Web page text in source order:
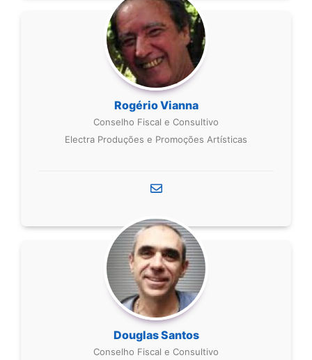
Rogério Vianna
Conselho Fiscal e Consultivo
Electra Produções e Promoções Artísticas
Douglas Santos
Conselho Fiscal e Consultivo